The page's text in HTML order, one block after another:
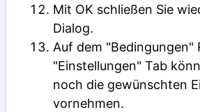
Mit OK schließen Sie
Dialog.
Auf dem "Bedingungen"
"Einstellungen" Tab
noch die gewünschten
vornehmen.